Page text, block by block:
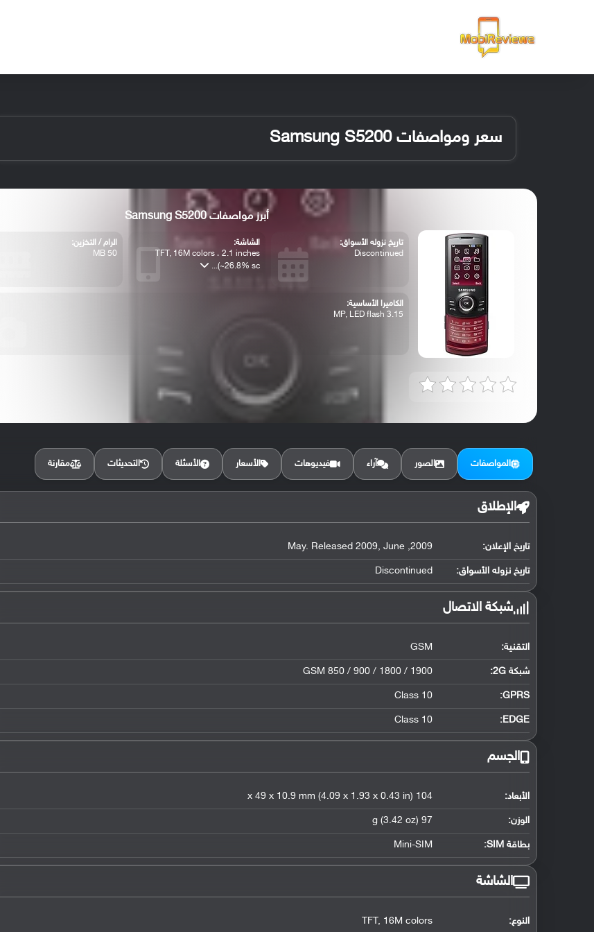
سعر ومواصفات Samsung S5200
أبرز مواصفات Samsung S5200
تاريخ نزوله الأسواق:
Discontinued
الشاشة:
TFT, 16M colors ، 2.1 inches
(~26.8% sc...
الرام / التخزين:
50 MB
الكاميرا الأساسية:
3.15 MP, LED flash
المواصفات الصور آراء فيديوهات الأسعار الأسئلة التحديثات مقارنة
الإطلاق
تاريخ الإعلان: 2009, May. Released 2009, June
تاريخ نزوله الأسواق: Discontinued
شبكة الاتصال
التقنية: GSM
شبكة 2G: GSM 850 / 900 / 1800 / 1900
GPRS:
Class 10
EDGE:
Class 10
الجسم
الأبعاد: 104 x 49 x 10.9 mm (4.09 x 1.93 x 0.43 in)
الوزن: 97 g (3.42 oz)
بطاقة SIM: Mini-SIM
الشاشة
النوع: TFT, 16M colors